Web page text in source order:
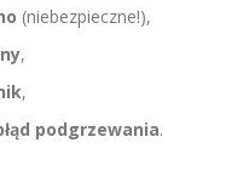
(niebezpieczne!),
,
,
podgrzewania.